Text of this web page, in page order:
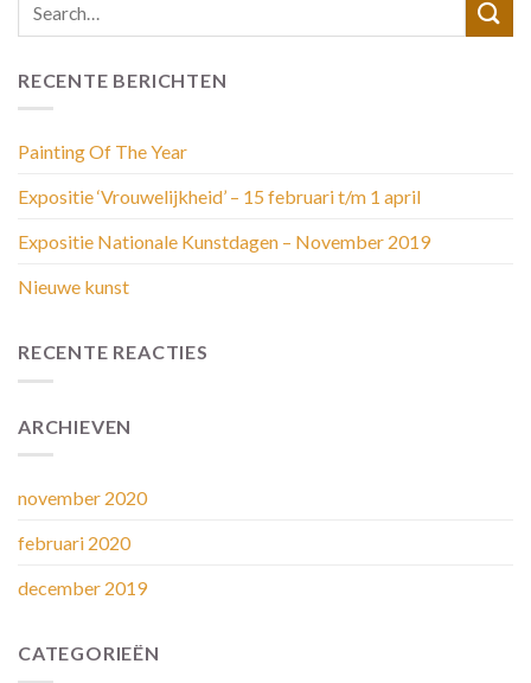
RECENTE BERICHTEN
Painting Of The Year
Expositie ‘Vrouwelijkheid’ – 15 februari t/m 1 april
Expositie Nationale Kunstdagen – November 2019
Nieuwe kunst
RECENTE REACTIES
ARCHIEVEN
november 2020
februari 2020
december 2019
CATEGORIEËN